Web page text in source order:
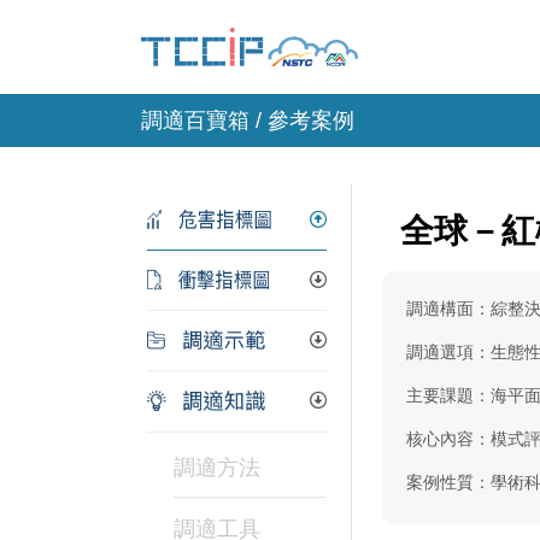
調適百寶箱 / 參考案例
調適方法
調適工具
全球－
調適構面：綜整
調適選項：生態性
主要課題：海平
核心內容：模式
案例性質：學術